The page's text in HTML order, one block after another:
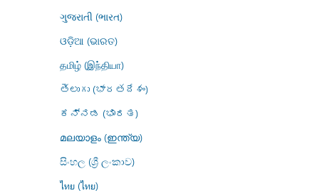
ગુજરાતી (ભારત)
ଓଡ଼ିଆ (ଭାରତ)
தமிழ் (இந்தியா)
తెలుగు (భారతదేశం)
ಕನ್ನಡ (ಭಾರತ)
മലയാളം (ഇന്ത്യ)
සිංහල (ශ්‍රී ලංකාව)
ไทย (ไทย)